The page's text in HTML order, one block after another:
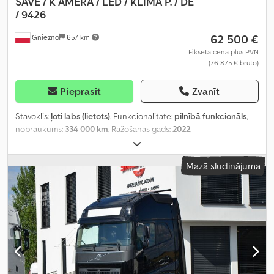
Gniezno 657 km
/ 9426
62 500 €
Fiksēta cena plus PVN
(76 875 € bruto)
Pieprasīt Zvanīt
Stāvoklis: ļoti labs (lietots), Funkcionalitāte: pilnībā funkcionāls,
nobraukums: 334 000 km, Ražošanas gads:2022,
Mazā sludinājuma